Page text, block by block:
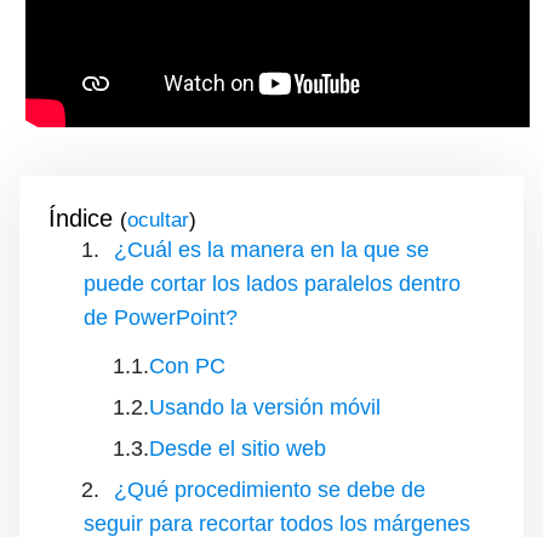
Índice ( )
¿Cuál es la manera en la que se
puede cortar los lados paralelos dentro
de PowerPoint?
Con PC
Usando la versión móvil
Desde el sitio web
¿Qué procedimiento se debe de
seguir para recortar todos los márgenes